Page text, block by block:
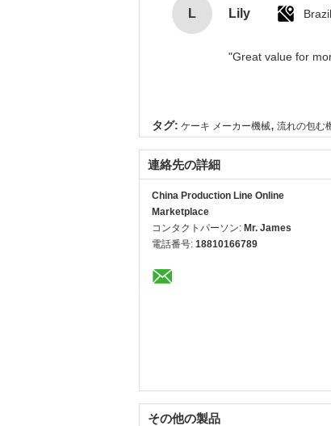
L Lily Brazil
"Great value for
タグ: ケーキ メーカー機械, 流れの包む
連絡先の詳細
China Production Line Online
Marketplace
コンタクトパーソン: Mr. James
電話番号: 18810166789
その他の製品